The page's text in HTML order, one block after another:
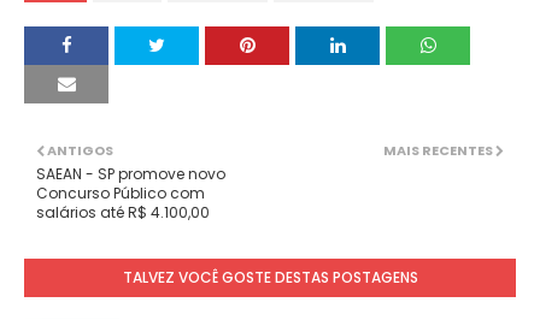
MAIS RECENTES
ANTIGOS
SAEAN - SP promove novo
Concurso Público com
salários até R$ 4.100,00
TALVEZ VOCÊ GOSTE DESTAS POSTAGENS